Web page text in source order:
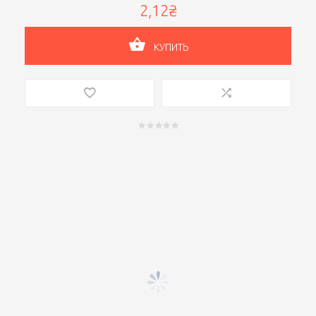
2,12₴
КУПИТЬ